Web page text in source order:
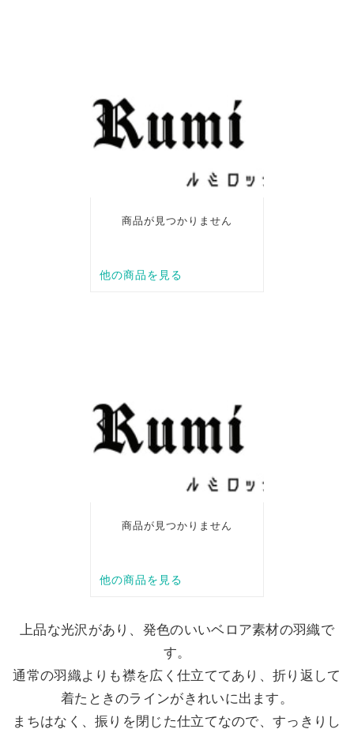
上品な光沢があり、発色のいいベロア素材の羽織で
す。
通常の羽織よりも襟を広く仕立ててあり、折り返して
着たときのラインがきれいに出ます。
まちはなく、振りを閉じた仕立てなので、すっきりし